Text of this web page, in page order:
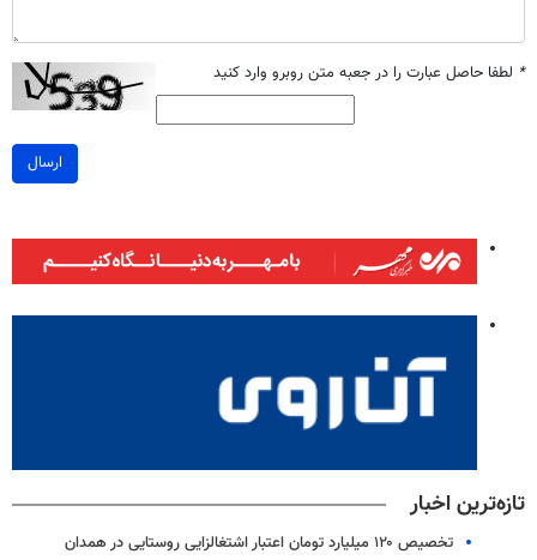
* لطفا حاصل عبارت را در جعبه متن روبرو وارد کنید
ارسال
تازه‌ترین اخبار
تخصیص ۱۲۰ میلیارد تومان اعتبار اشتغالزایی روستایی در همدان